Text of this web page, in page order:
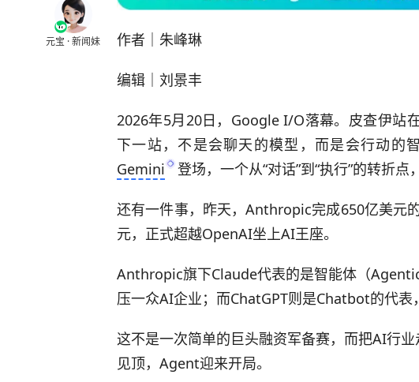
元宝 · 新闻妹 作者｜朱峰琳
编辑｜刘景丰
2026年5月20日，Google I/O落幕。皮查伊站
下一站，不是会聊天的模型，而是会行动的
Gemini
登场，一个从“对话”到“执行”的转折点
还有一件事，昨天，Anthropic完成650亿美元
元，正式超越OpenAI坐上AI王座。
Anthropic旗下Claude代表的是智能体（
压一众AI企业；而ChatGPT则是Chatbot的代表
这不是一次简单的巨头融资军备赛，而把AI行
见顶，Agent迎来开局。